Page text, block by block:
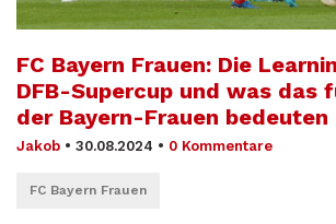
FC Bayern Frauen: Die
DFB-Supercup und was das
der Bayern-Frauen bedeuten
Jakob • 30.08.2024 • 0 Kommentare
FC Bayern Frauen